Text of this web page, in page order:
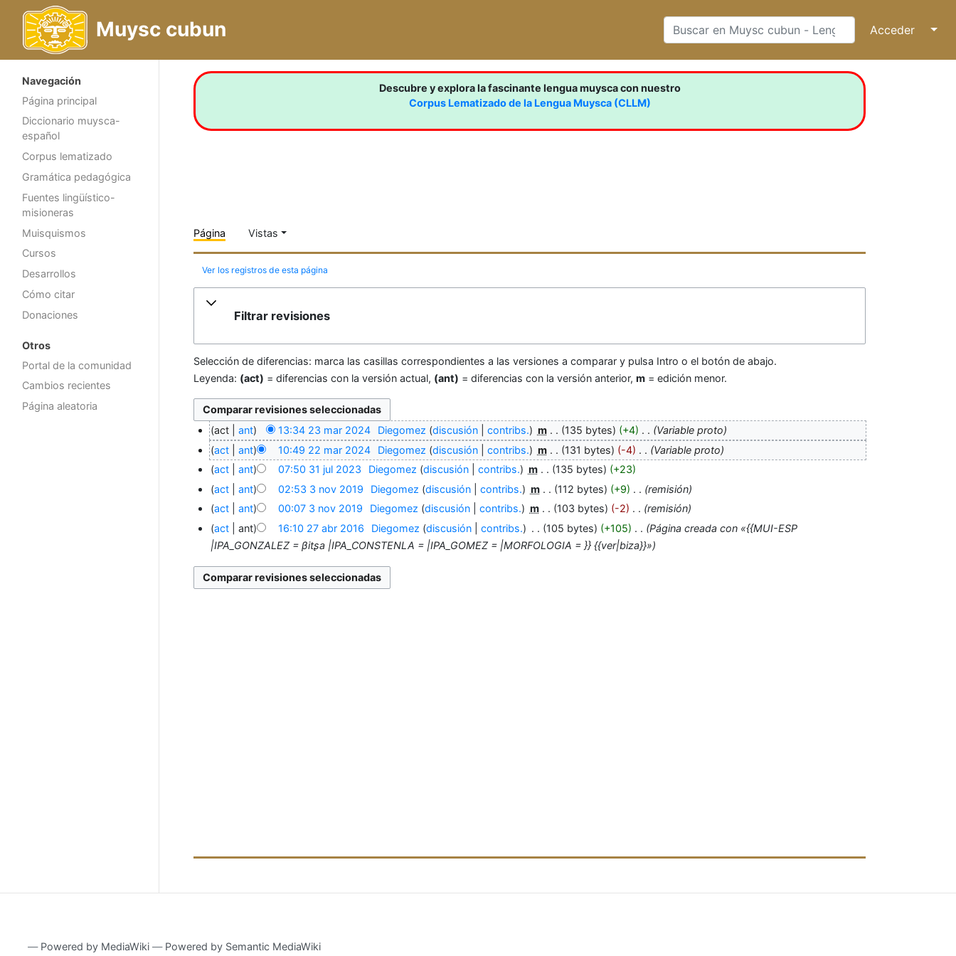
Muysc cubun Acceder ↓
Navegación
Página principal
Diccionario muysca-
español
Corpus lematizado
Gramática pedagógica
Fuentes lingüístico-
misioneras
Muisquismos
Cursos
Desarrollos
Cómo citar
Donaciones
Otros
Portal de la comunidad
Cambios recientes
Página aleatoria
Descubre y explora la fascinante lengua muysca con nuestro
Corpus Lematizado de la Lengua Muysca (CLLM)
Página Vistas
Ver los registros de esta página
Filtrar revisiones
Selección de diferencias: marca las casillas correspondientes a las versiones a comparar y pulsa Intro o el botón de abajo.
Leyenda: (act) = diferencias con la versión actual, (ant) = diferencias con la versión anterior, m = edición menor.
act ant 13:34 23 mar 2024 Diegomez discusión contribs. m 135 bytes +4
Variable proto
act
ant 10:49 22 mar 2024 Diegomez discusión contribs. m 131 bytes -4
Variable proto
act
ant 07:50 31 jul 2023 Diegomez discusión contribs. m 135 bytes
+23
act
ant 02:53 3 nov 2019 Diegomez discusión contribs. m 112 bytes +9
remisión
act
ant 00:07 3 nov 2019 Diegomez discusión contribs. m 103 bytes -2
remisión
act
ant 16:10 27 abr 2016 Diegomez discusión contribs. 105 bytes +105
Página creada con «{{MUI-ESP
|IPA_GONZALEZ = βitʂa |IPA_CONSTENLA = |IPA_GOMEZ = |MORFOLOGIA = }} {{ver|biza}}»
― Powered by MediaWiki ― Powered by Semantic MediaWiki